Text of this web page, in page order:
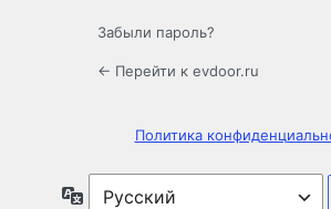
Забыли пароль?
← Перейти к evdoor.ru
Политика
Язык